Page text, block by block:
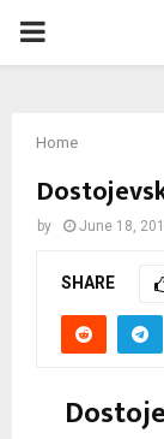
PRIMARY
Home
by June 18,
SHARE